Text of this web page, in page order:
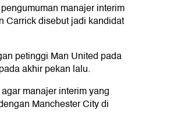
manajer interim
Carrick disebut jadi kandidat
petinggi Man United pada
akhir pekan lalu.
manajer interim yang
Manchester City di